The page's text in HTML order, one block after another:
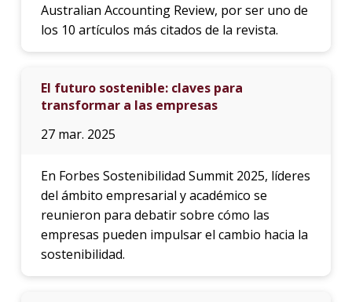
Australian Accounting Review, por ser uno de
los 10 artículos más citados de la revista.
El futuro sostenible: claves para
transformar a las empresas
27 mar. 2025
En Forbes Sostenibilidad Summit 2025, líderes
del ámbito empresarial y académico se
reunieron para debatir sobre cómo las
empresas pueden impulsar el cambio hacia la
sostenibilidad.